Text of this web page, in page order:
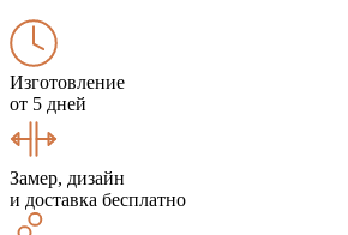
Изготовление
от 5 дней
Замер, дизайн
и доставка бесплатно